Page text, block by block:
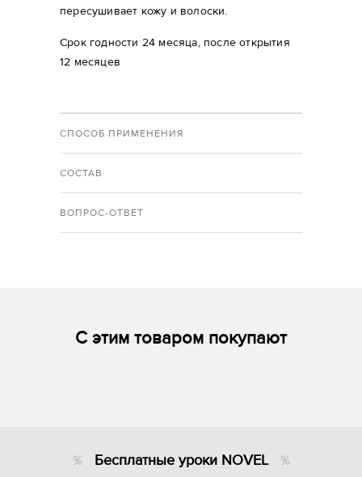
пересушивает кожу и волоски.
Срок годности 24 месяца, после открытия
12 месяцев
СПОСОБ ПРИМЕНЕНИЯ
СОСТАВ
ВОПРОС-ОТВЕТ
С этим товаром покупают
Бесплатные уроки NOVEL